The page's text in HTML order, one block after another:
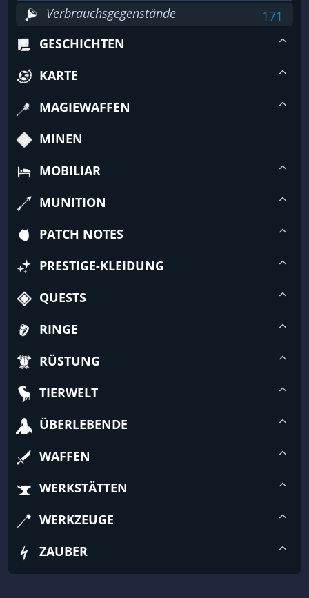
Verbrauchsgegenstände
171
GESCHICHTEN
KARTE
MAGIEWAFFEN
MINEN
MOBILIAR
MUNITION
PATCH NOTES
PRESTIGE-KLEIDUNG
QUESTS
RINGE
RÜSTUNG
TIERWELT
ÜBERLEBENDE
WAFFEN
WERKSTÄTTEN
WERKZEUGE
ZAUBER